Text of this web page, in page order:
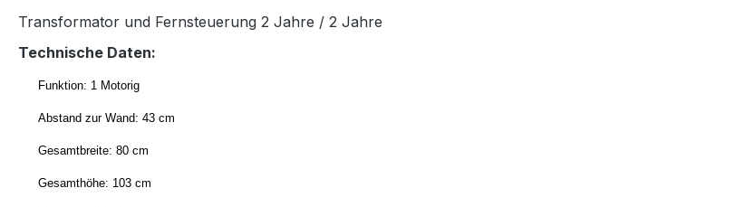
Transformator und Fernsteuerung 2 Jahre / 2 Jahre
Technische Daten:
Funktion: 1 Motorig
Abstand zur Wand: 43 cm
Gesamtbreite: 80 cm
Gesamthöhe: 103 cm